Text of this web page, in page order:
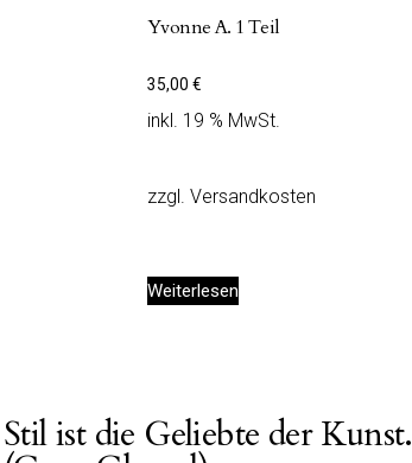
Yvonne A. 1 Teil
35,00 €
inkl. 19 % MwSt.
zzgl. Versandkosten
Weiterlesen
Stil ist die Geliebte der Kunst.